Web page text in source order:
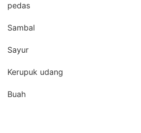
pedas
Sambal
Sayur
Kerupuk udang
Buah